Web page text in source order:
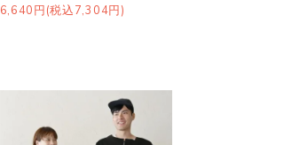
6,640円(税込7,304円)